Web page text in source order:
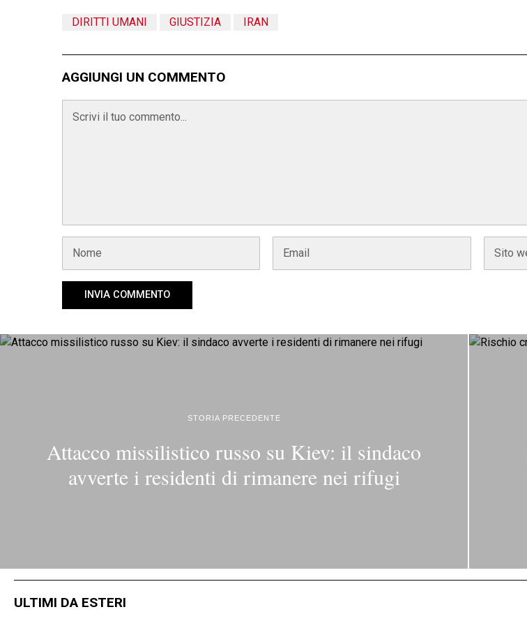
DIRITTI UMANI GIUSTIZIA IRAN
AGGIUNGI UN COMMENTO
STORIA PRECEDENTE
Attacco missilistico russo su Kiev: il sindaco
avverte i residenti di rimanere nei rifugi
ULTIMI DA ESTERI